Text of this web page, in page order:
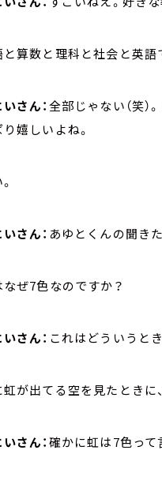
算数と理科と社会と英語
さん：全部じゃない（笑
嬉しいよね。
さん： あゆとくんの聞き
ぜ7色なのですか？
さん： これはどういうと
出てる空を見たときに、
さん：確かに虹は7色って